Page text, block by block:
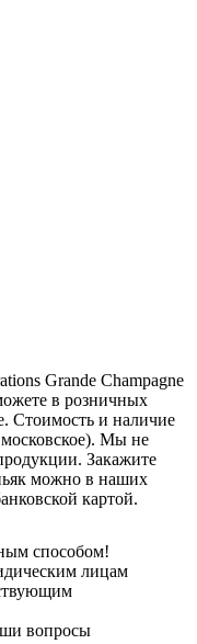
Grande Champagne
в розничных
Стоимость и наличие
Мы не
Закажите
можно в наших
картой.
способом!
лицам
вопросы